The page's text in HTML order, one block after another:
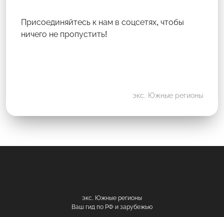
Присоединяйтесь к нам в соцсетях, чтобы
ничего не пропустить!
экс. Южные регионы
экс. Южные регионы
Ваш гид по РФ и зарубежью